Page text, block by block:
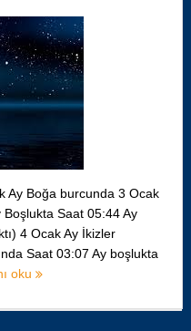
Ay Boğa burcunda 3 Ocak
Saat 05:44 Ay
4 Ocak Ay İkizler
Saat 03:07 Ay boşlukta
oku